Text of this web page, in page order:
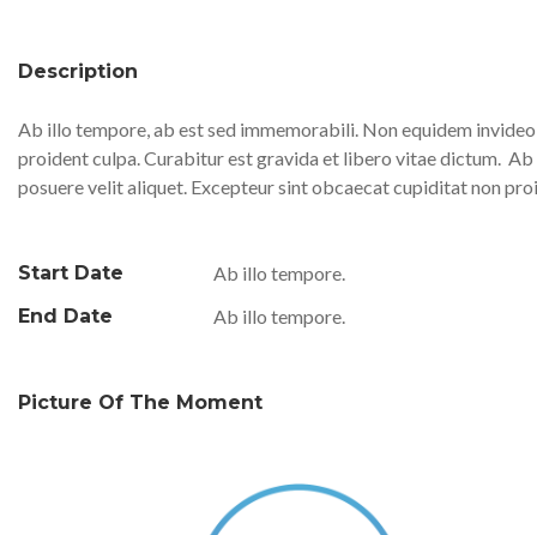
Description
Ab illo tempore, ab est sed immemorabili. Non equidem
proident culpa. Curabitur est gravida et libero vitae dictum. Ab
posuere velit aliquet. Excepteur sint obcaecat cupiditat non
Start Date
Ab illo tempore.
End Date
Ab illo tempore.
Picture Of The Moment